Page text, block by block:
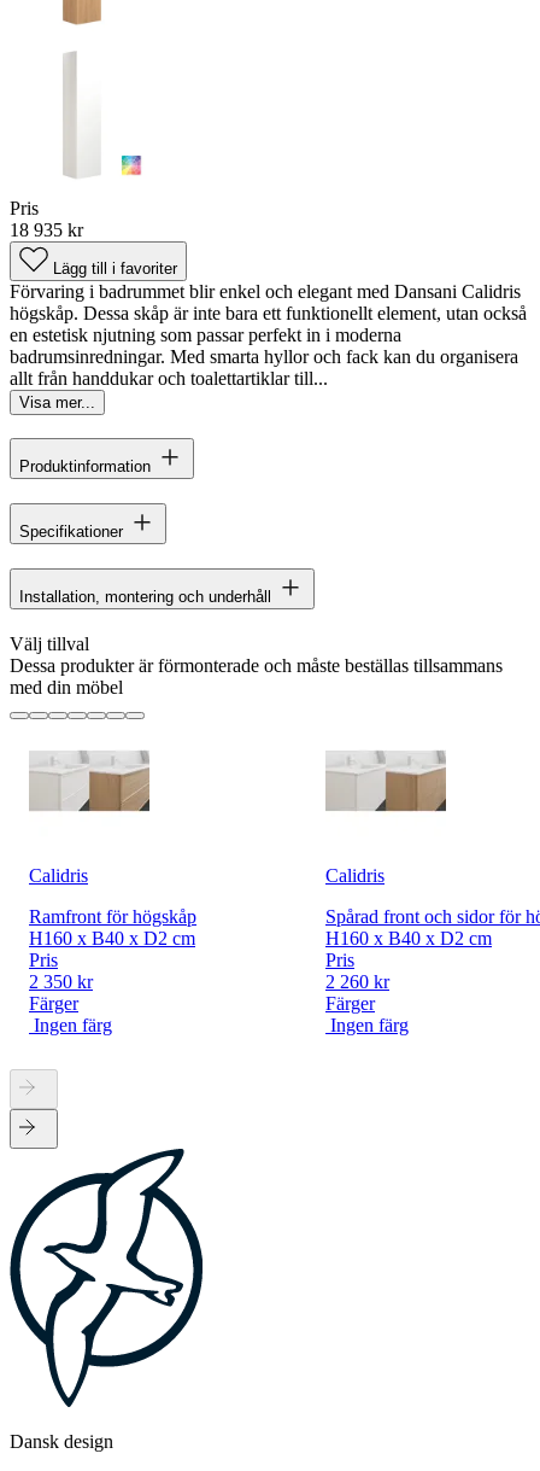
Pris
18 935 kr
Lägg till i favoriter
Förvaring i badrummet blir enkel och elegant med Dansani Calidris
högskåp. Dessa skåp är inte bara ett funktionellt element, utan också
en estetisk njutning som passar perfekt in i moderna
badrumsinredningar. Med smarta hyllor och fack kan du organisera
allt från handdukar och toalettartiklar till...
Visa mer...
Produktinformation
Specifikationer
Installation, montering och underhåll
Välj tillval
Dessa produkter är förmonterade och måste beställas tillsammans
med din möbel
Calidris
Ramfront för högskåp
H160 x B40 x D2 cm
Pris
2 350 kr
Färger
Ingen färg
Calidris
Spårad front och sidor för
H160 x B40 x D2 cm
Pris
2 260 kr
Färger
Ingen färg
Dansk design